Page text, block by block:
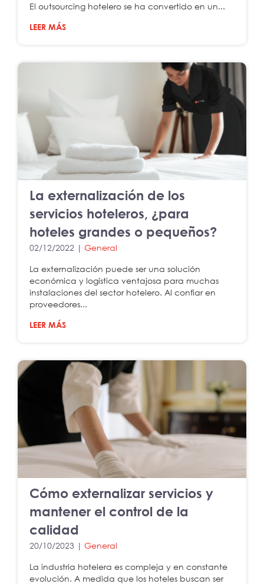
El outsourcing hotelero se ha convertido en un...
LEER MÁS
La externalización de los
servicios hoteleros, ¿para
hoteles grandes o pequeños?
02/12/2022 | General
La externalización puede ser una solución
económica y logística ventajosa para muchas
instalaciones del sector hotelero. Al confiar en
proveedores...
LEER MÁS
Cómo externalizar servicios y
mantener el control de la
calidad
20/10/2023 | General
La industria hotelera es compleja y en constante
evolución. A medida que los hoteles buscan ser